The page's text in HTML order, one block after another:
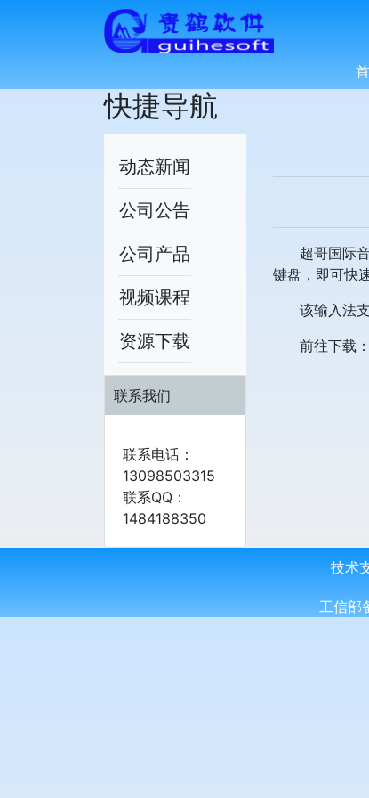
快捷导航
动态新闻
公司公告
公司产品
视频课程
资源下载
联系我们
联系电话：
13098503315
联系QQ：
1484188350
超哥国际音
键盘，即可快
该输入法支
前往下载：
技术
工信部